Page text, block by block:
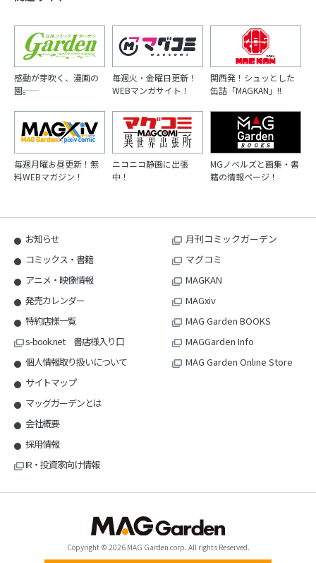
感動が芽吹く、漫画の
園――。
毎週火・金曜日更新！
WEBマンガサイト！
関西発！シュッとした
缶詰「MAGKAN」!!
毎週月曜お昼更新！無
料WEBマガジン！
ニコニコ静画に出張
中！
MGノベルズと画集・書
籍の情報ページ！
お知らせ
コミックス・書籍
アニメ・映像情報
発売カレンダー
特約店様一覧
s-book.net 書店様入り口
個人情報取り扱いについて
サイトマップ
マッグガーデンとは
会社概要
採用情報
IR・投資家向け情報
月刊コミックガーデン
マグコミ
MAGKAN
MAGxiv
MAG Garden BOOKS
MAGGarden Info
MAG Garden Online Store
Copyright © 2026 MAG Garden corp. All rights Reserved.